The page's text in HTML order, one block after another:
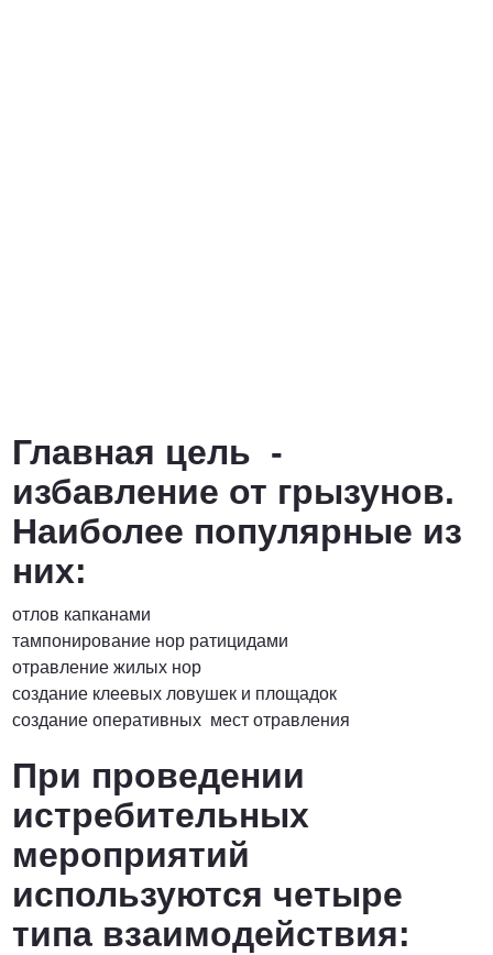
Главная цель -
избавление от грызунов.
Наиболее популярные из
них:
отлов капканами
тампонирование нор ратицидами
отравление жилых нор
создание клеевых ловушек и площадок
создание оперативных мест отравления
При проведении
истребительных
мероприятий
используются четыре
типа взаимодействия: